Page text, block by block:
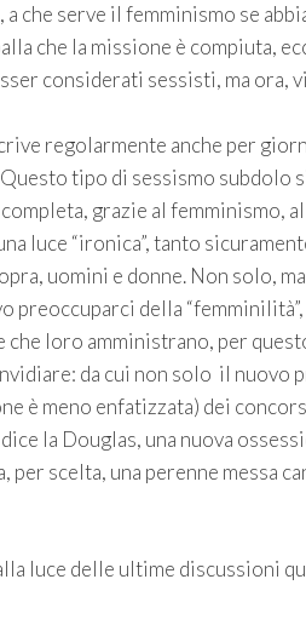
che serve il femminismo se
che la missione è compiuta,
considerati sessisti, ma ora,
regolarmente anche per
Questo tipo di sessismo subdolo
grazie al femminismo,
luce “ironica”, tanto
uomini e donne. Non solo,
della
loro amministrano, per
da cui non solo il nuovo
è meno enfatizzata) dei
la Douglas, una nuova
per scelta, una perenne messa
luce delle ultime discussioni